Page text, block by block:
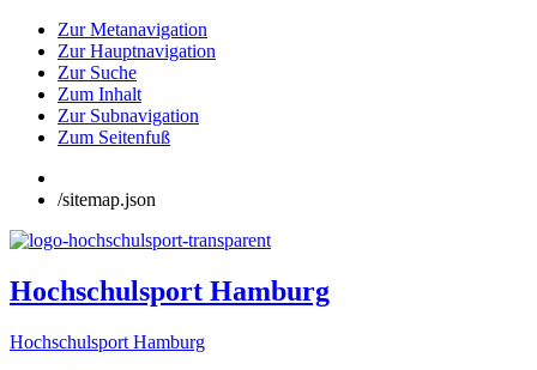
Zur Metanavigation
Zur Hauptnavigation
Zur Suche
Zum Inhalt
Zur Subnavigation
Zum Seitenfuß
/sitemap.json
Hochschulsport Hamburg
Hochschulsport Hamburg